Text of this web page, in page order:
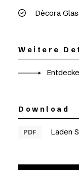
Dècora
Weitere
Download
PDF Laden